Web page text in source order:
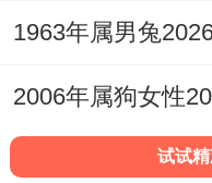
源，可借助【祥安
位，凝聚财气。
孤辰入意，感情姻
试试